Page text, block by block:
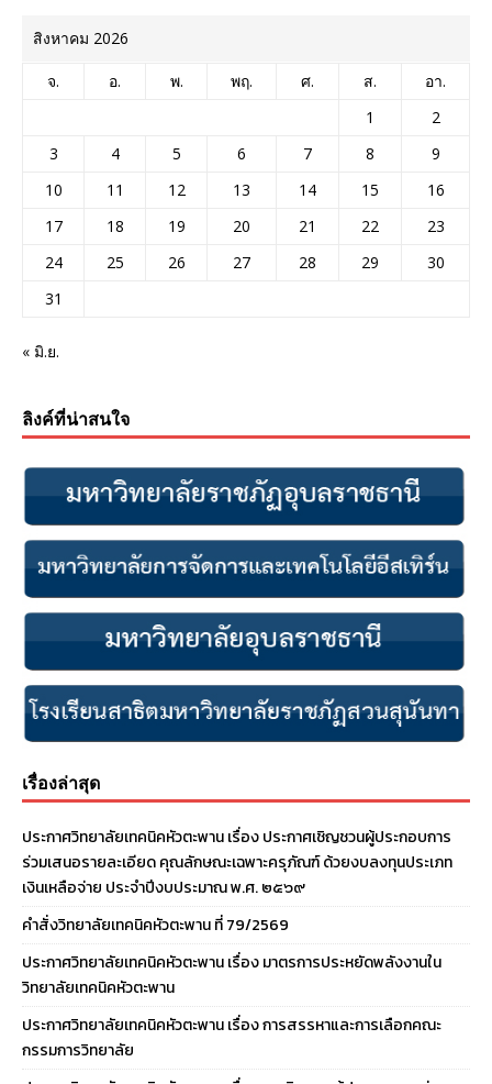
สิงหาคม 2026
จ. อ. พ. พฤ. ศ. ส.
อา.
1
2
3
4 5 6 7 8
9
10
11 12 13 14 15
16
17
18 19 20 21 22
23
24
25 26 27 28 29
30
31
« มิ.ย.
ลิงค์ที่น่าสนใจ
เรื่องล่าสุด
ประกาศวิทยาลัยเทคนิคหัวตะพาน เรื่อง ประกาศเชิญชวนผู้ประกอบการ
ร่วมเสนอรายละเอียด คุณลักษณะเฉพาะครุภัณฑ์ ด้วยงบลงทุนประเภท
เงินเหลือจ่าย ประจําปีงบประมาณ พ.ศ. ๒๕๖๙
คำสั่งวิทยาลัยเทคนิคหัวตะพาน ที่ 79/2569
ประกาศวิทยาลัยเทคนิคหัวตะพาน เรื่อง มาตรการประหยัดพลังงานใน
วิทยาลัยเทคนิคหัวตะพาน
ประกาศวิทยาลัยเทคนิคหัวตะพาน เรื่อง การสรรหาและการเลือกคณะ
กรรมการวิทยาลัย